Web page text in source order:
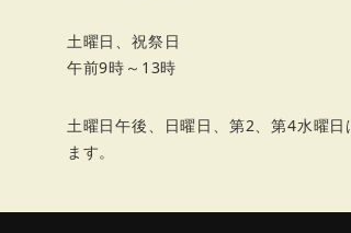
土曜日、祝祭日
午前9時～13時
土曜日午後、日曜日、第2、第4水曜日
ます。